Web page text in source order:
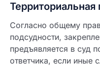
Территориальная
Согласно общему
подсудности,
предъявляется в суд
ответчика, если иные